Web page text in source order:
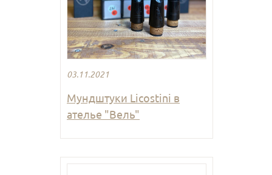
03.11.2021
Мундштуки Licostini в
ателье "Вель"